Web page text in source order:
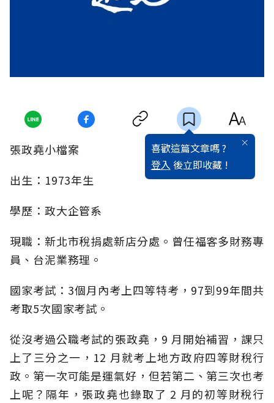
喜歡這篇文章嗎 ?
登入 後立即收藏 !
張政堯小檔案
出生：1973年生
學歷：政大企管系
現職：新北市稅捐處新店分處。曾任福客多財務專
員、台泥業務理。
國家考試：3個月內考上四等特考，97到99年間共
考取5次國家考試。
從沒考過公職考試的張政堯，9 月開始補習，課只
上了三分之一，12 月就考上地方政府四等財稅行
政。第一次可能是運氣好，但若第二、第三次也考
上呢？隔年，張政堯也錄取了 2 月的初等財稅行